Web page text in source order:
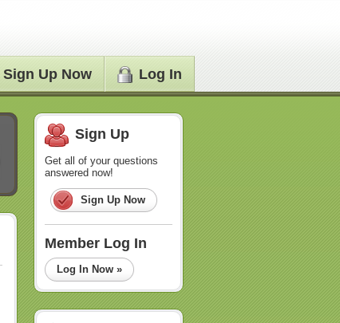
Sign Up Now Log In
Sign Up
Get all of your questions
answered now!
Sign Up Now
Member Log In
Log In Now »